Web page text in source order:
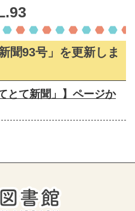
聞93号」を更新しま
とて新聞」】ページか